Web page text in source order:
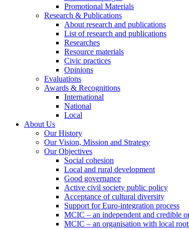
Promotional Materials
Research & Publications
About research and publications
List of research and publications
Researches
Resource materials
Civic practices
Opinions
Evaluations
Awards & Recognitions
International
National
Local
About Us
Our History
Our Vision, Mission and Strategy
Our Objectives
Social cohesion
Local and rural development
Good governance
Active civil society public policy
Acceptance of cultural diversity
Support for Euro-integration process
MCIC – an independent and credible
MCIC – an organisation with local